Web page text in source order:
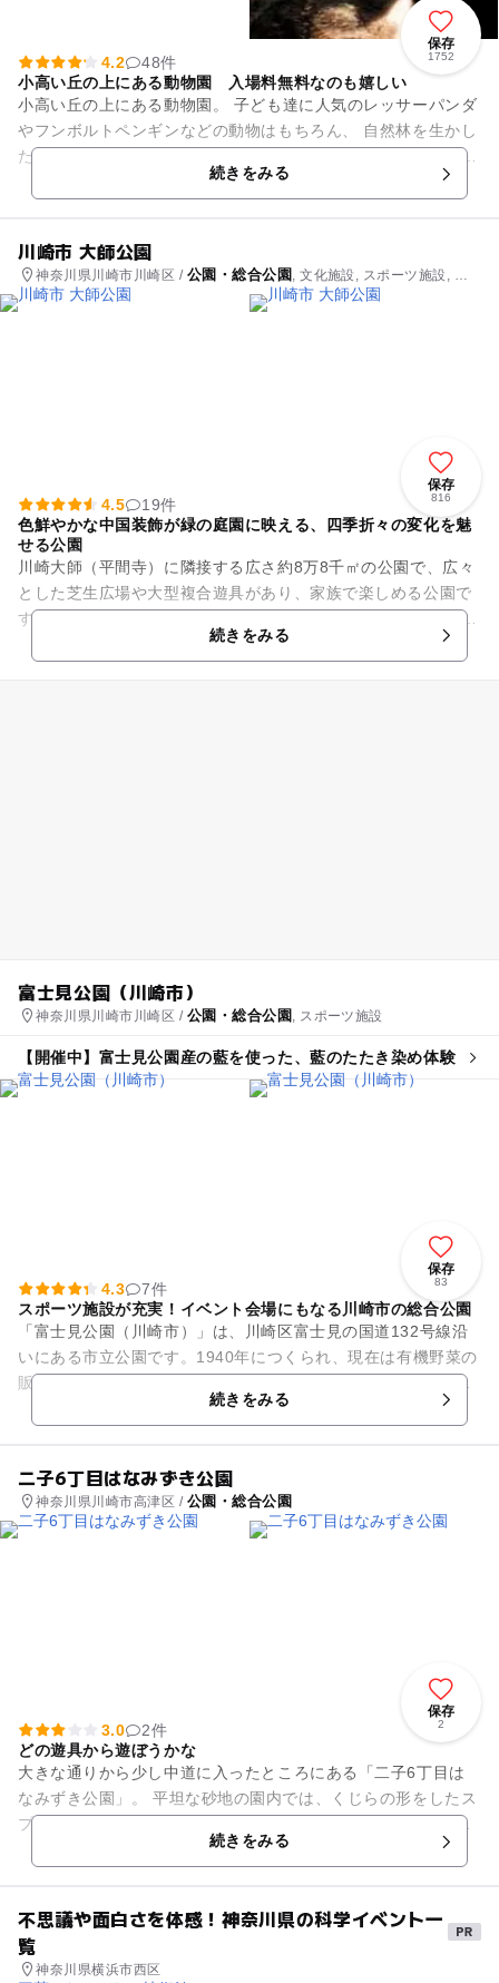
保存
1752
4.2
48件
小高い丘の上にある動物園 入場料無料なのも嬉しい
小高い丘の上にある動物園。 子ども達に人気のレッサーパンダ
やフンボルトペンギンなどの動物はもちろん、 自然林を生かし
た園内では、お弁当を広げながら、 四季折々の草花が楽しめ、
続きをみる
川崎市 大師公園
神奈川県川崎市川崎区 / 公園・総合公園 , 文化施設, スポーツ施設, プ
ール
保存
816
4.5
19件
色鮮やかな中国装飾が緑の庭園に映える、四季折々の変化を魅
せる公園
川崎大師（平間寺）に隣接する広さ約8万8千㎡の公園で、広々
とした芝生広場や大型複合遊具があり、家族で楽しめる公園で
す。 野球場、テニスコート、カナール、プールなどもありま
続きをみる
富士見公園（川崎市）
神奈川県川崎市川崎区 / 公園・総合公園 , スポーツ施設
【開催中】富士見公園産の藍を使った、藍のたたき染め体験
保存
83
4.3
7件
スポーツ施設が充実！イベント会場にもなる川崎市の総合公園
「富士見公園（川崎市）」は、川崎区富士見の国道132号線沿
いにある市立公園です。1940年につくられ、現在は有機野菜の
販売もするはぐくみの里や、川崎市唯一の相撲場などの施設を
続きをみる
二子6丁目はなみずき公園
神奈川県川崎市高津区 / 公園・総合公園
保存
2
3.0
2件
どの遊具から遊ぼうかな
大きな通りから少し中道に入ったところにある「二子6丁目は
なみずき公園」。 平坦な砂地の園内では、くじらの形をしたス
プリング遊具が待っています。捕まるハンドルになっていると
続きをみる
不思議や面白さを体感！神奈川県の科学イベント一
覧
神奈川県横浜市西区